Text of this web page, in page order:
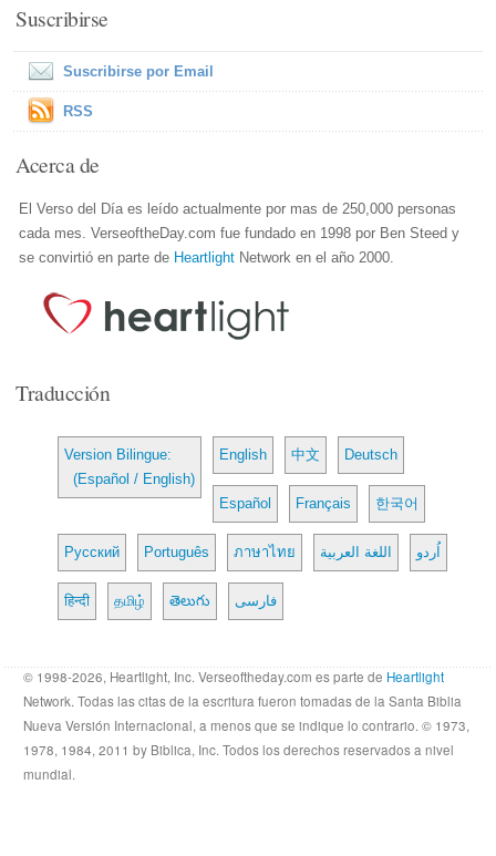
Suscribirse
Suscribirse por Email
RSS
Acerca de
El Verso del Día es leído actualmente por mas de 250,000 personas
cada mes. VerseoftheDay.com fue fundado en 1998 por Ben Steed y
se convirtió en parte de Heartlight Network en el año 2000.
Traducción
Version Bilingue:
(Español / English)
English 中文 Deutsch
Español Français 한국어
Русский Português ภาษาไทย اللغة العربية اُردو
हिन्दी தமிழ் తెలుగు فارسی
© 1998-2026, Heartlight, Inc. Verseoftheday.com es parte de Heartlight
Network. Todas las citas de la escritura fueron tomadas de la Santa Biblia
Nueva Versión Internacional, a menos que se indique lo contrario. © 1973,
1978, 1984, 2011 by Biblica, Inc. Todos los derechos reservados a nivel
mundial.